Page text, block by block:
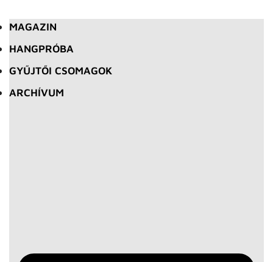
MAGAZIN
HANGPRÓBA
GYŰJTŐI CSOMAGOK
ARCHÍVUM